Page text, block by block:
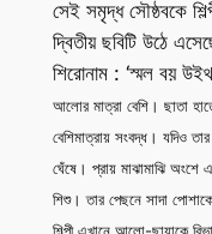
সেই সমৃদ্ধ সৌষ্ঠবকে
দ্বিতীয় ছবিটি উঠে
শিরোনাম : ‘স্মল বয়
আলোর মাত্রা বেশি। ছাতা
বেশিমাত্রায় সংবদ্ধ। যদিও
ঘেঁষে। প্রায় মাঝামাঝি অংশে
শিশু। তার পেছনে সাদা